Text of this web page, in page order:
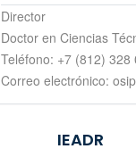
Director
Doctor en Ciencias
Teléfono: +7 (812) 328
Correo electrónico:
IEADR